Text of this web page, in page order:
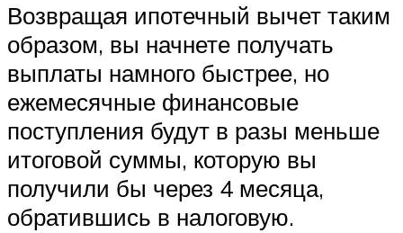
Возвращая ипотечный вычет таким
образом, вы начнете получать
выплаты намного быстрее, но
ежемесячные финансовые
поступления будут в разы меньше
итоговой суммы, которую вы
получили бы через 4 месяца,
обратившись в налоговую.